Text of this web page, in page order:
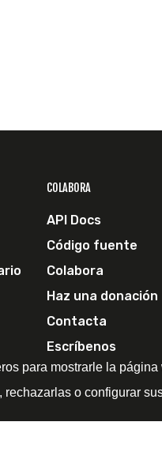
COLABORA
API Docs
Código fuente
Colabora
Haz una donación
Contacta
Escríbenos
para mostrarle la
o configurar